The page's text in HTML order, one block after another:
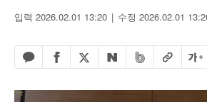
입력 2026.02.01 13:20 수정 2026.02.01
카카오톡 공유하기
페이스북 공유하기
엑스 공유하기
네이버 공유하기
밴드 공유하기
URL복사
글